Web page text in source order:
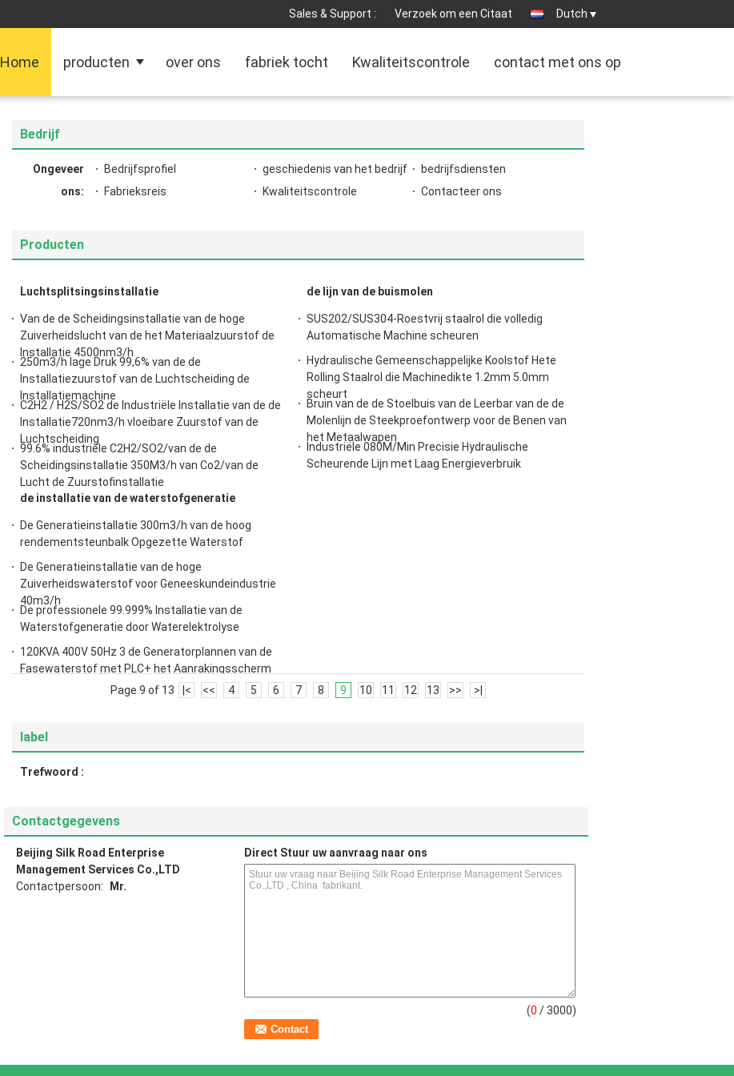
Sales & Support : Verzoek om een Citaat Dutch
Home producten over ons fabriek tocht Kwaliteitscontrole contact met ons op
Bedrijf
Ongeveer
ons:
Bedrijfsprofiel geschiedenis van het bedrijf
bedrijfsdiensten
Fabrieksreis
Kwaliteitscontrole Contacteer ons
Producten
Luchtsplitsingsinstallatie
Van de de Scheidingsinstallatie van de hoge
Zuiverheidslucht van de het Materiaalzuurstof de
Installatie 4500nm3/h
250m3/h lage Druk 99,6% van de de
Installatiezuurstof van de Luchtscheiding de
Installatiemachine
C2H2 / H2S/SO2 de Industriële Installatie van de de
Installatie720nm3/h vloeibare Zuurstof van de
Luchtscheiding
99.6% industriële C2H2/SO2/van de de
Scheidingsinstallatie 350M3/h van Co2/van de
Lucht de Zuurstofinstallatie
de lijn van de buismolen
SUS202/SUS304-Roestvrij staalrol die volledig
Automatische Machine scheuren
Hydraulische Gemeenschappelijke Koolstof Hete
Rolling Staalrol die Machinedikte 1.2mm 5.0mm
scheurt
Bruin van de de Stoelbuis van de Leerbar van de de
Molenlijn de Steekproefontwerp voor de Benen van
het Metaalwapen
Industriële 080M/Min Precisie Hydraulische
Scheurende Lijn met Laag Energieverbruik
de installatie van de waterstofgeneratie
De Generatieinstallatie 300m3/h van de hoog
rendementsteunbalk Opgezette Waterstof
De Generatieinstallatie van de hoge
Zuiverheidswaterstof voor Geneeskundeindustrie
40m3/h
De professionele 99.999% Installatie van de
Waterstofgeneratie door Waterelektrolyse
120KVA 400V 50Hz 3 de Generatorplannen van de
Fasewaterstof met PLC+ het Aanrakingsscherm
Page 9 of 13
|< << 4 5 6 7 8 9 10 11 12 13 >> >|
label
Trefwoord :
Contactgegevens
Beijing Silk Road Enterprise
Management Services Co.,LTD
Contactpersoon:
Mr.
Direct Stuur uw aanvraag naar ons
(0 / 3000)